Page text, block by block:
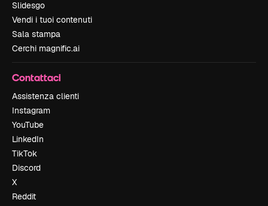
Slidesgo
Vendi i tuoi contenuti
Sala stampa
Cerchi magnific.ai
Contattaci
Assistenza clienti
Instagram
YouTube
LinkedIn
TikTok
Discord
X
Reddit